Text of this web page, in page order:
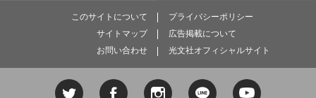
このサイトについて
プライバシーポリシー
サイトマップ
広告掲載について
お問い合わせ
光文社オフィシャルサイト